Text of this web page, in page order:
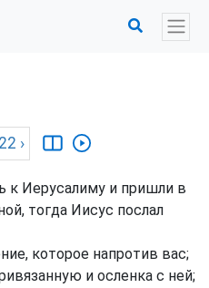
22 ›
к Иерусалиму и пришли в
тогда Иисус послал
которое напротив вас;
и осленка с ней;